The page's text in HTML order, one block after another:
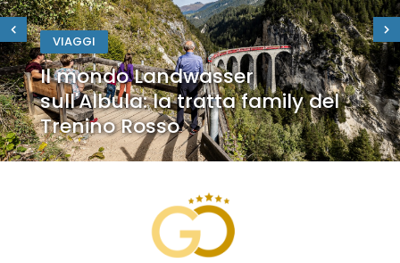
VIAGGI
Il mondo Landwasser
sull'Albula: la tratta family del
Trenino Rosso